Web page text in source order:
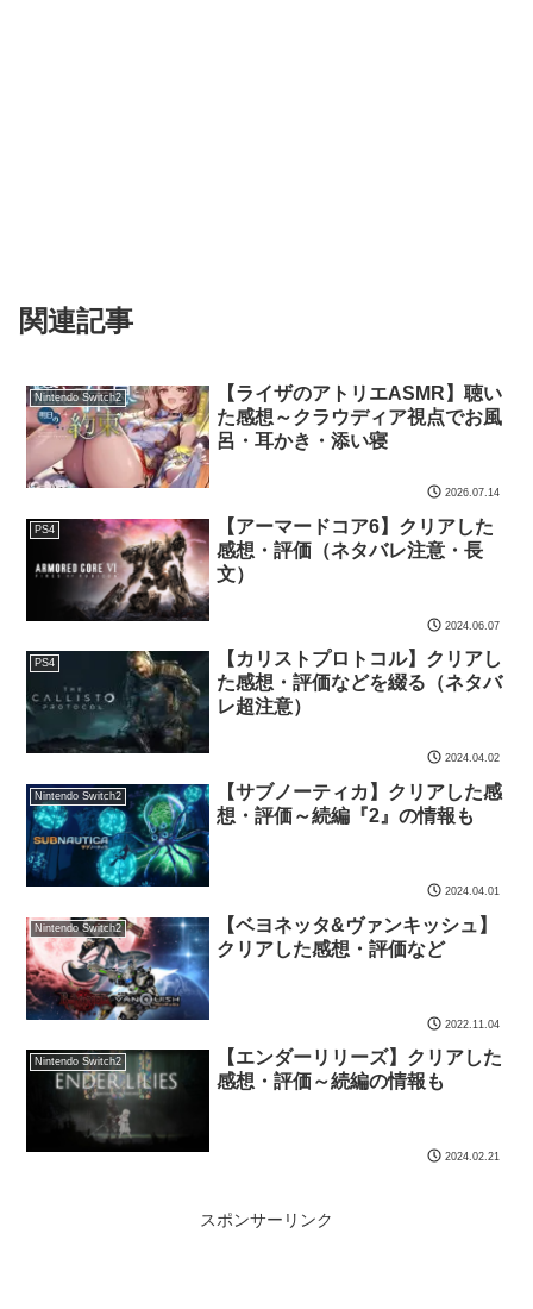
関連記事
Nintendo Switch2
【ライザのアトリエASMR】聴い
た感想～クラウディア視点でお風
呂・耳かき・添い寝
2026.07.14
PS4
【アーマードコア6】クリアした
感想・評価（ネタバレ注意・長
文）
2024.06.07
PS4
【カリストプロトコル】クリアし
た感想・評価などを綴る（ネタバ
レ超注意）
2024.04.02
Nintendo Switch2
【サブノーティカ】クリアした感
想・評価～続編『2』の情報も
2024.04.01
Nintendo Switch2
【ベヨネッタ&ヴァンキッシュ】
クリアした感想・評価など
2022.11.04
Nintendo Switch2
【エンダーリリーズ】クリアした
感想・評価～続編の情報も
2024.02.21
スポンサーリンク